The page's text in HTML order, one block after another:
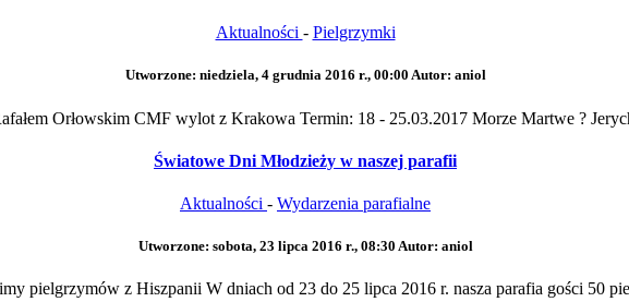
Aktualności - Pielgrzymki
Utworzone: niedziela, 4 grudnia 2016 r., 00:00 Autor: aniol
Orłowskim CMF wylot z Krakowa Termin: 18 - 25.03.2017 Morze Martwe ?
Światowe Dni Młodzieży w naszej parafii
Aktualności - Wydarzenia parafialne
Utworzone: sobota, 23 lipca 2016 r., 08:30 Autor: aniol
pielgrzymów z Hiszpanii W dniach od 23 do 25 lipca 2016 r. nasza parafia gości 50